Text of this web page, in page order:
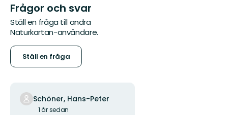
Frågor och svar
Ställ en fråga till andra
Naturkartan-användare.
Ställ en fråga
Schöner, Hans-Peter
1 år sedan